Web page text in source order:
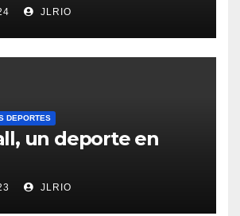
JLRIO
DEPORTES
un deporte en
JLRIO